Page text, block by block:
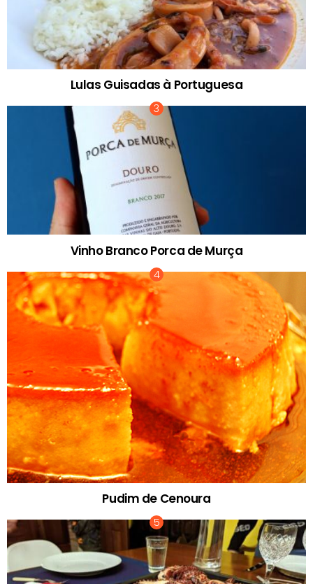
Lulas Guisadas à Portuguesa
Vinho Branco Porca de Murça
Pudim de Cenoura